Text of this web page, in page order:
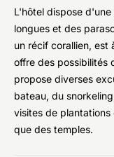
L'hôtel dispose
longues et des
un récif corallien, est
offre des possibilités
propose diverses
bateau, du
visites de
que des temples.